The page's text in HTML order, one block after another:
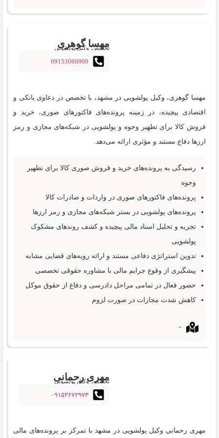
مهسا گوهری
تخصص: وکیل پولشویی
09153086909
مهسا گوهری، وکیل پولشویی در مشهد، با تخصص در دعاوی بانکی و
اقتصادی پیچیده، در زمینه پرونده‌های فاکتورهای صوری، خرید و
فروش کالا برای تطهیر وجوه و پولشویی در شبکه‌های مجازی و رمز
ارزها دفاع مستند و مؤثری ارائه می‌دهد.
رسیدگی به پرونده‌های خرید و فروش صوری کالا برای تطهیر
وجوه
پرونده‌های فاکتورهای صوری در واردات و صادرات کالا
پرونده‌های پولشویی در بستر شبکه‌های مجازی و رمز ارزها
تجزیه و تحلیل اسناد مالی پیچیده و کشف روندهای مشکوک
پولشویی
تدوین استراتژی دفاعی مستند و ارائه رویه‌های قضایی مشابه
پیشگیری از وقوع جرایم مالی با مشاوره حقوقی تخصصی
حضور فعال در تمامی مراحل دادرسی و دفاع از حقوق موکل
کاهش شدت مجازات در صورت لزوم
-
مهری رحمانی
تخصص: وکیل پولشویی
۰۹۱۵۳۶۷۲۹۷۳
مهری رحمانی وکیل پولشویی در مشهد با تمرکز بر پرونده‌های مالی